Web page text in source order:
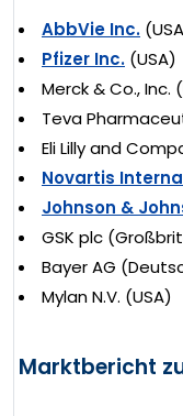
AbbVie Inc.
Pfizer Inc. (USA)
Merck & Co., Inc.
Teva
Eli Lilly and
Novartis
Johnson &
GSK plc
Bayer AG
Mylan N.V. (USA)
Marktbericht